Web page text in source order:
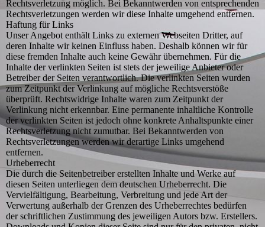
Rechtsverletzung möglich. Bei Bekanntwerden von entsprechenden
Rechtsverletzungen werden wir diese Inhalte umgehend entfernen.
Haftung für Links
Unser Angebot enthält Links zu externen Webseiten Dritter, auf
deren Inhalte wir keinen Einfluss haben. Deshalb können wir für
diese fremden Inhalte auch keine Gewähr übernehmen. Für die
Inhalte der verlinkten Seiten ist stets der jeweilige Anbieter oder
Betreiber der Seiten verantwortlich. Die verlinkten Seiten wurden
zum Zeitpunkt der Verlinkung auf mögliche Rechtsverstöße
überprüft. Rechtswidrige Inhalte waren zum Zeitpunkt der
Verlinkung nicht erkennbar. Eine permanente inhaltliche Kontrolle
der verlinkten Seiten ist jedoch ohne konkrete Anhaltspunkte einer
Rechtsverletzung nicht zumutbar. Bei Bekanntwerden von
Rechtsverletzungen werden wir derartige Links umgehend
entfernen.
Urheberrecht
Die durch die Seitenbetreiber erstellten Inhalte und Werke auf
diesen Seiten unterliegen dem deutschen Urheberrecht. Die
Vervielfältigung, Bearbeitung, Verbreitung und jede Art der
Verwertung außerhalb der Grenzen des Urheberrechtes bedürfen
der schriftlichen Zustimmung des jeweiligen Autors bzw. Erstellers.